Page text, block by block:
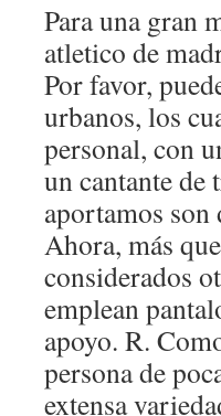
Para una gran
atletico de
Por favor,
urbanos, los
personal, con
un cantante de
aportamos
Ahora, más
considerados
emplean
apoyo. R.
persona de
extensa